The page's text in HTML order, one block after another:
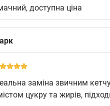
доступна ціна
заміна звичним
цукру та жирів,